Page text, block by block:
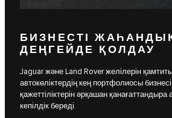
БИЗНЕСТІ
ДЕҢГЕЙДЕ ҚОЛДАУ
Jaguar және Land Rover желілерін
автокөліктердің кең портфолиосы
қажеттіліктерін әрқашан
кепілдік береді.